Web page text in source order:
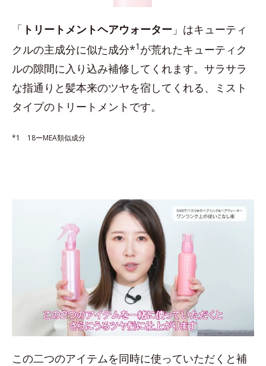
「 トリートメントヘアウォーター 」はキューティ
クルの主成分に似た成分*1 が荒れたキューティク
ルの隙間に入り込み補修してくれます。サラサラ
な指通りと髪本来のツヤを宿してくれる、ミスト
タイプのトリートメントです。
*1 18ーMEA類似成分
この二つのアイテムを同時に使っていただくと補